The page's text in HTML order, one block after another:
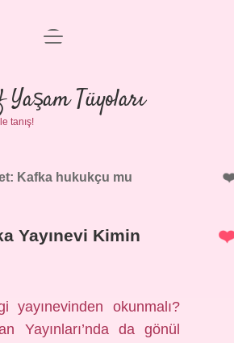
Anasayfa
Gizlilik Politikası
Yasal Uyarı
menüyü
Tüyoları
tanış!
Kafka hukukçu mu
Yayınevi Kimin
yayınevinden okunmalı?
Yayınları’nda da gönül